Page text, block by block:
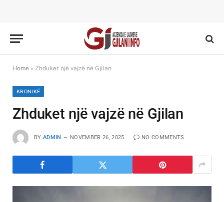
Home » Zhduket një vajzë në Gjilan
KRONIKË
Zhduket një vajzë në Gjilan
BY ADMIN NOVEMBER 26, 2025 NO COMMENTS